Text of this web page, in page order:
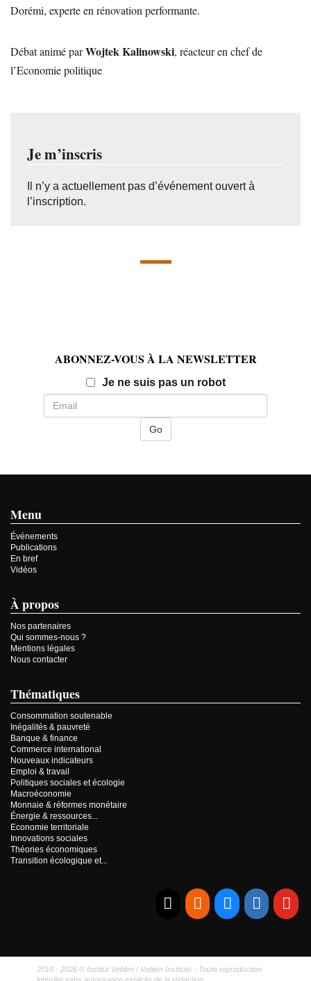
Dorémi, experte en rénovation performante.
Débat animé parWojtek Kalinowski, réacteur en chef de
l’Economie politique
Je m’inscris
Il n’y a actuellement pas d’événement ouvert à
l’inscription.
ABONNEZ-VOUS À LA NEWSLETTER
Je ne suis pas un robotEmail
Menu
Événements
Publications
En bref
Vidéos
À propos
Nos partenaires
Qui sommes-nous ?
Mentions légales
Nous contacter
Thématiques
Consommation soutenable
Inégalités & pauvreté
Banque & finance
Commerce international
Nouveaux indicateurs
Emploi & travail
Politiques sociales et écologie
Macroéconomie
Monnaie & réformes monétaire
Énergie & ressources...
Economie territoriale
Innovations sociales
Théories économiques
Transition écologique et...
2010 - 2026 © Institut Veblen / Veblen Institute - Toute reproduction